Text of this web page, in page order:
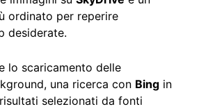
ordinato per reperire
desiderate.
lo scaricamento delle
una ricerca con Bing in
selezionati da fonti